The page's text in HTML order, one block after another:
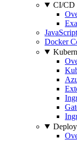
CI/CD
Docker